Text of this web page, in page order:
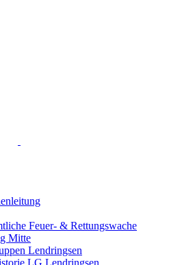
Feuer- & Rettungswache
Mitte
Lendringsen
LG Lendringsen